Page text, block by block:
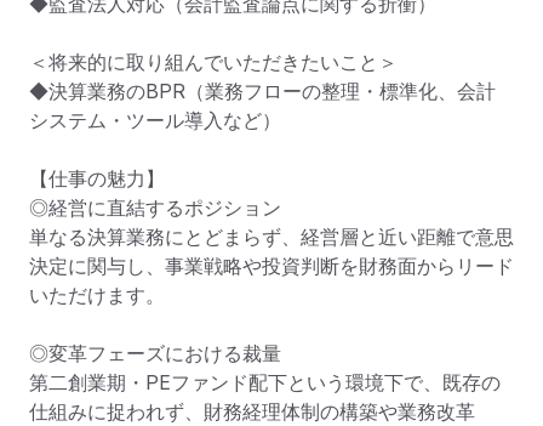
＜将来的に取り組んでいただきたいこと＞
◆決算業務のBPR（業務フローの整理・標準化、会計
システム・ツール導入など）
【仕事の魅力】
◎経営に直結するポジション
単なる決算業務にとどまらず、経営層と近い距離で意思
決定に関与し、事業戦略や投資判断を財務面からリード
いただけます。
◎変革フェーズにおける裁量
第二創業期・PEファンド配下という環境下で、既存の
仕組みに捉われず、財務経理体制の構築や業務改革